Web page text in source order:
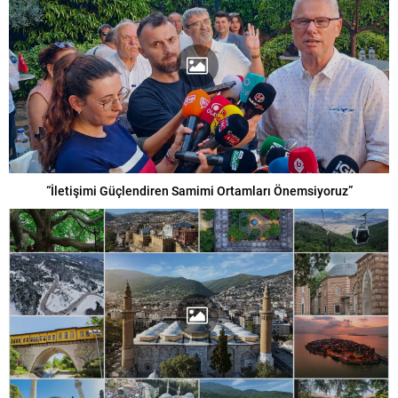
“İletişimi Güçlendiren Samimi Ortamları Önemsiyoruz”